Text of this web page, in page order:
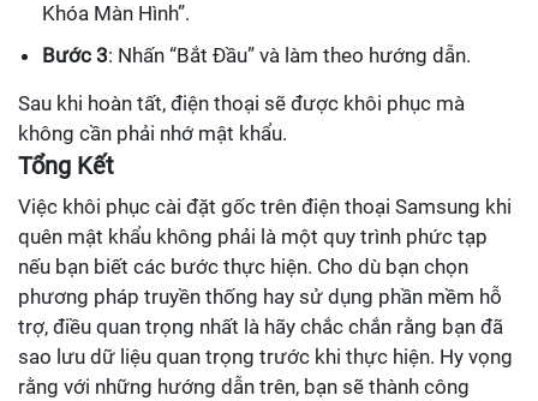
Khóa Màn Hình”.
Bước 3: Nhấn “Bắt Đầu” và làm theo hướng dẫn.
Sau khi hoàn tất, điện thoại sẽ được khôi phục mà
không cần phải nhớ mật khẩu.
Tổng Kết
Việc khôi phục cài đặt gốc trên điện thoại Samsung khi
quên mật khẩu không phải là một quy trình phức tạp
nếu bạn biết các bước thực hiện. Cho dù bạn chọn
phương pháp truyền thống hay sử dụng phần mềm hỗ
trợ, điều quan trọng nhất là hãy chắc chắn rằng bạn đã
sao lưu dữ liệu quan trọng trước khi thực hiện. Hy vọng
rằng với những hướng dẫn trên, bạn sẽ thành công